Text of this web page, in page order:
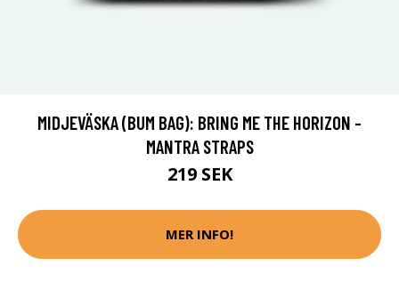
MIDJEVÄSKA (BUM BAG): BRING ME THE HORIZON -
MANTRA STRAPS
219 SEK
MER INFO!